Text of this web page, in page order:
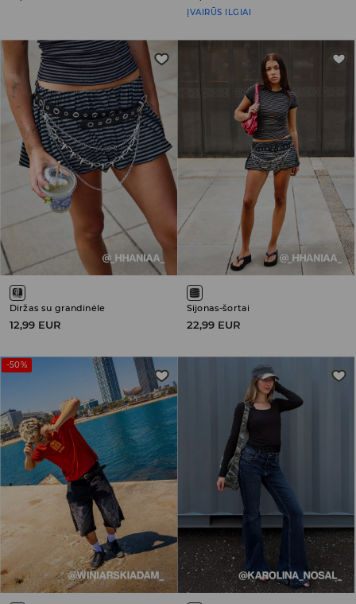
ĮVAIRŪS ILGIAI
Diržas su grandinėle
12,99 EUR
Sijonas-šortai
22,99 EUR
-50%